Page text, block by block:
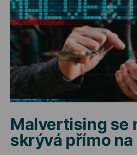
Malvertising se
skrývá přímo